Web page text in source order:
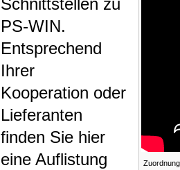
Schnittstellen zu
PS-WIN.
Entsprechend
Ihrer
Kooperation oder
Lieferanten
finden Sie hier
eine Auflistung